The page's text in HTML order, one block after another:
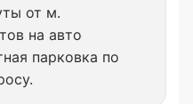
от м.
на авто
парковка по